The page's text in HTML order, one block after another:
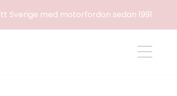
Sverige med motorfordon sedan 1991